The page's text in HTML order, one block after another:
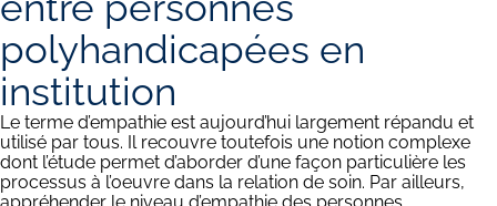
polyhandicapées en
institution
Le terme d’empathie est aujourd’hui largement répandu et
utilisé par tous. Il recouvre toutefois une notion complexe
dont l’étude permet d’aborder d’une façon particulière les
processus à l’oeuvre dans la relation de soin. Par ailleurs,